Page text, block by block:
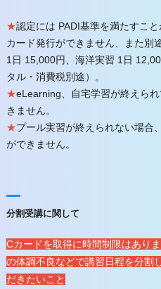
★認定には PADI基準を満たすこ
カード発行ができません、また別
1日 15,000円、海洋実習 1日
タル・消費税別途）。
★eLearning、自宅学習が終えら
きません。
★プール実習が終えられない場合
ができません。
分割受講に関して
Cカードを取得に時間制限はあり
の体調不良などで講習日程を分割
だきたいこと